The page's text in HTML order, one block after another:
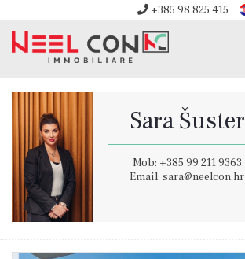
+385 98 825 415
Sara Šuster
Mob: +385 99 211 9363
Email: sara@neelcon.hr